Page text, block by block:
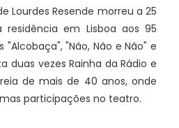
Lourdes Resende morreu a 25
em Lisboa aos 95
"Alcobaça", "Não, Não e Não" e
duas vezes Rainha da Rádio e
de mais de 40 anos, onde
participações no teatro.